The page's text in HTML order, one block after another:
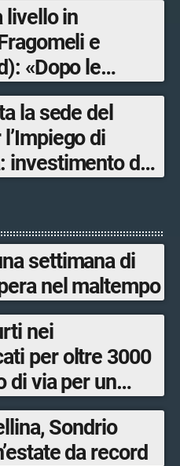
livello in
e
«Dopo le
un terzo delle
sarà
il 2026»
la sede del
di
investimento da
settimana di
nel maltempo
nei
per oltre 3000
di via per un
Sondrio
da record